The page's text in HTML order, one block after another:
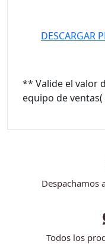
DESCARGAR
** Valide el valor
equipo de ventas(
Despachamos
Todos los